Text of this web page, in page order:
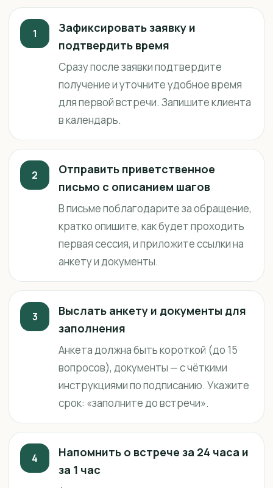
1
Зафиксировать заявку и
подтвердить время
Сразу после заявки подтвердите
получение и уточните удобное время
для первой встречи. Запишите клиента
в календарь.
2
Отправить приветственное
письмо с описанием шагов
В письме поблагодарите за обращение,
кратко опишите, как будет проходить
первая сессия, и приложите ссылки на
анкету и документы.
3
Выслать анкету и документы для
заполнения
Анкета должна быть короткой (до 15
вопросов), документы — с чёткими
инструкциями по подписанию. Укажите
срок: «заполните до встречи».
4
Напомнить о встрече за 24 часа и
за 1 час